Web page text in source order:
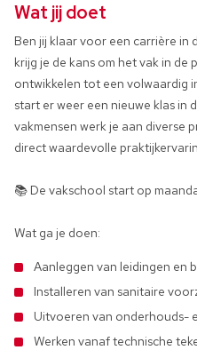
Wat jij doet
Ben jij klaar voor een carrière
krijg je de kans om het vak in de
ontwikkelen tot een volwaardig
start er weer een nieuwe klas in
vakmensen werk je aan diverse
direct waardevolle
📚 De vakschool start op
Wat ga je doen:
Aanleggen van leidingen en
Installeren van sanitaire
Uitvoeren van onderhouds-
Werken vanaf technische